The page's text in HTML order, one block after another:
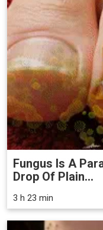
Fungus Is A
Drop Of Plain...
3 h 23 min